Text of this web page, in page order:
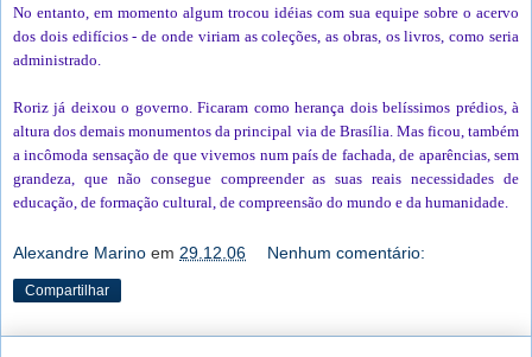
No entanto, em momento algum trocou idéias com sua equipe sobre o acervo
dos dois edifícios - de onde viriam as coleções, as obras, os livros, como seria
administrado.
Roriz já deixou o governo. Ficaram como herança dois belíssimos prédios, à
altura dos demais monumentos da principal via de Brasília. Mas ficou, também
a incômoda sensação de que vivemos num país de fachada, de aparências, sem
grandeza, que não consegue compreender as suas reais necessidades de
educação, de formação cultural, de compreensão do mundo e da humanidade.
Alexandre Marino em 29.12.06 Nenhum comentário:
Compartilhar